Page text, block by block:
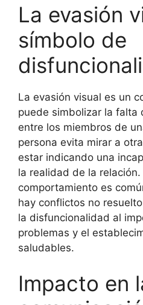
La evasión
símbolo de
La evasión visual es un
puede simbolizar la falta
entre los miembros de
persona evita mirar a
estar indicando una
la realidad de la
comportamiento es
hay conflictos no
la disfuncionalidad al
problemas y el
saludables.
Impacto en